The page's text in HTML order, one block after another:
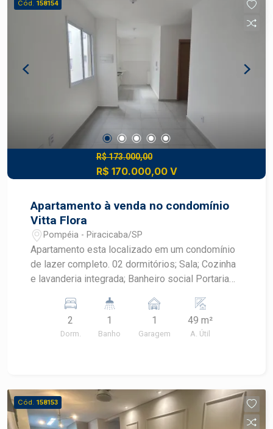
Cód. 158154
R$ 173.000,00
R$ 170.000,00 V
Apartamento à venda no condomínio
Vitta Flora
Pompéia - Piracicaba/SP
Apartamento esta localizado em um condomínio
de lazer completo. 02 dormitórios; Sala; Cozinha
e lavanderia integrada; Banheiro social Portaria
quadra esportiva, 2 quiosques com churrasqueira.
2
Dorm.
1
Banho
1
Garagem
49 m²
A. Útil
Cód. 158153